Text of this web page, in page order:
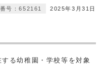
2025年3月31日
号：652161
る幼稚園・学校等を対象